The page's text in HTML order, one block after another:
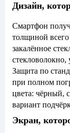
Дизайн,
Смартфон
толщиной всего
закалённое
стекловолокно,
Защита по
при полном
цвета: чёрный,
вариант
Экран,